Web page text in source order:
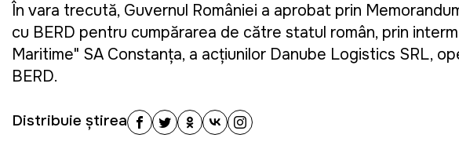
În vara trecută, Guvernul României a aprobat prin
cu BERD pentru cumpărarea de către statul român, prin
Maritime" SA Constanța, a acțiunilor Danube Logistics SRL,
BERD.
Distribuie știrea